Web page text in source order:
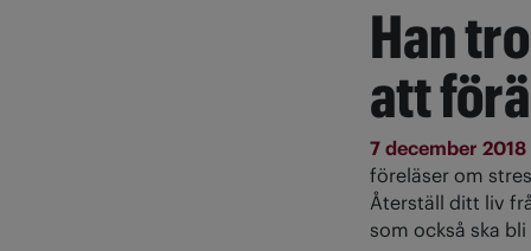
Han
att
7 december 2018
föreläser om
Återställ ditt liv
som också ska